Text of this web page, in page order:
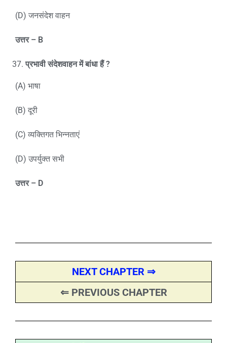
(D) जनसंदेश वाहन
उत्तर – B
प्रभावी संदेशवाहन में बांधा हैं ?
(A) भाषा
(B) दूरी
(C) व्यक्तिगत भिन्नताएं
(D) उपर्युक्त सभी
उत्तर – D
NEXT CHAPTER ⇒
⇐ PREVIOUS CHAPTER